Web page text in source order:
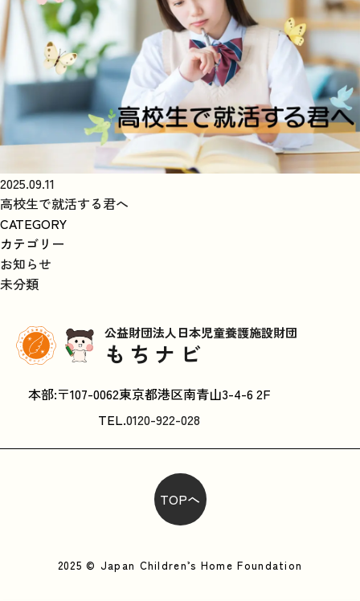
2025.09.11
高校生で就活する君へ
CATEGORY
カテゴリー
お知らせ
未分類
公益財団法人日本児童養護施設財団
もちナビ
本部:〒107-0062東京都港区南青山3-4-6 2F
TEL.0120-922-028
TOPへ
2025 © Japan Children’s Home Foundation